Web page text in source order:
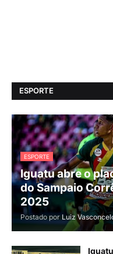
ESPORTE
ESPORTE
Iguatu abre o
do Sampaio
2025
Postado por Luiz